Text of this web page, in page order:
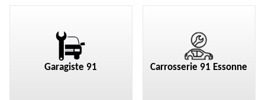
Garagiste 91 Carrosserie 91 Essonne